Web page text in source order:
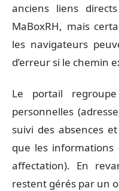
anciens liens
MaBoxRH, mais
les navigateurs
d’erreur si le chemin
Le portail
personnelles
suivi des absences
que les informations
affectation). En
restent gérés par un